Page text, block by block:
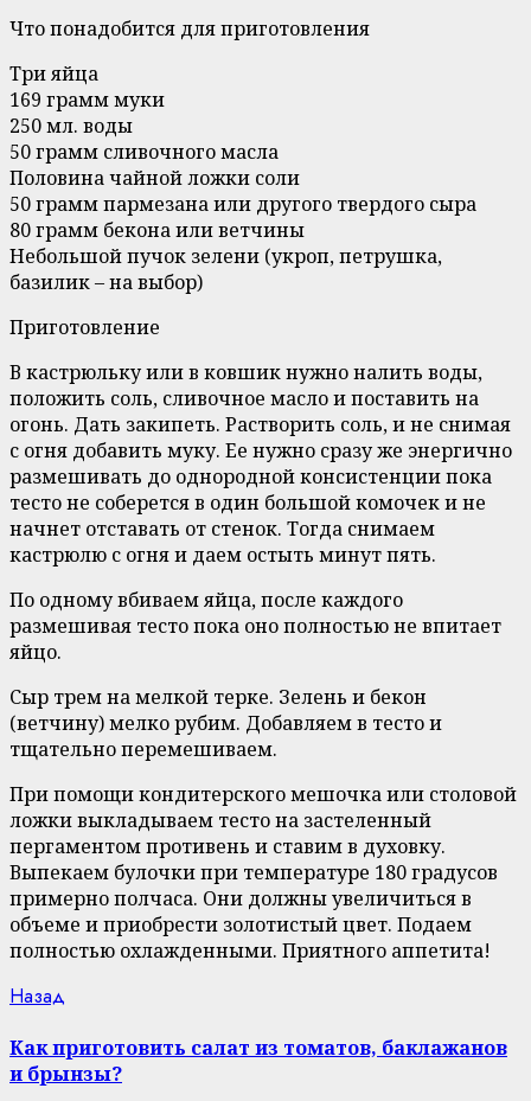
Что понадобится для приготовления
Три яйца
169 грамм муки
250 мл. воды
50 грамм сливочного масла
Половина чайной ложки соли
50 грамм пармезана или другого твердого сыра
80 грамм бекона или ветчины
Небольшой пучок зелени (укроп, петрушка,
базилик – на выбор)
Приготовление
В кастрюльку или в ковшик нужно налить воды,
положить соль, сливочное масло и поставить на
огонь. Дать закипеть. Растворить соль, и не снимая
с огня добавить муку. Ее нужно сразу же энергично
размешивать до однородной консистенции пока
тесто не соберется в один большой комочек и не
начнет отставать от стенок. Тогда снимаем
кастрюлю с огня и даем остыть минут пять.
По одному вбиваем яйца, после каждого
размешивая тесто пока оно полностью не впитает
яйцо.
Сыр трем на мелкой терке. Зелень и бекон
(ветчину) мелко рубим. Добавляем в тесто и
тщательно перемешиваем.
При помощи кондитерского мешочка или столовой
ложки выкладываем тесто на застеленный
пергаментом противень и ставим в духовку.
Выпекаем булочки при температуре 180 градусов
примерно полчаса. Они должны увеличиться в
объеме и приобрести золотистый цвет. Подаем
полностью охлажденными. Приятного аппетита!
Continue
Reading
Назад
Как приготовить салат из томатов, баклажанов
и брынзы?